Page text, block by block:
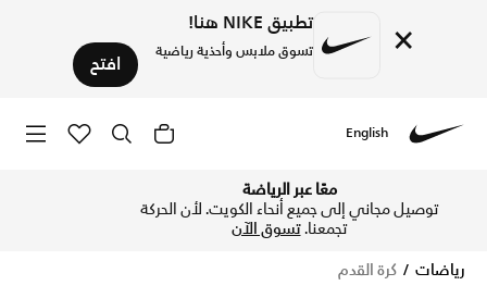
× تطبيق NIKE هنا!
تسوق ملابس وأحذية رياضية افتح
English
معًا عبر الرياضة
توصيل مجاني إلى جميع أنحاء الكويت. لأن الحركة
تجمعنا.تسوق الآن
رياضات
كرة القدم